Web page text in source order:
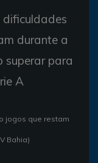
dificuldades
durante a
superar para
A
jogos que restam
Bahia)